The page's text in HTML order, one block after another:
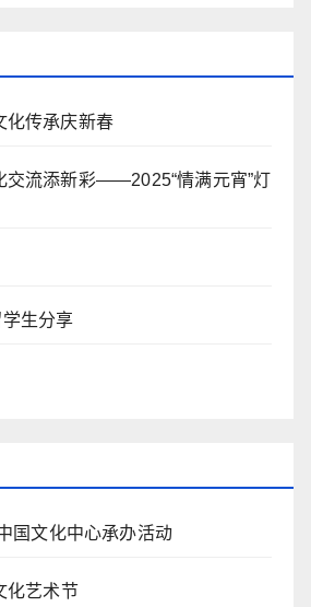
化传承庆新春
交流添新彩——2025“情满元宵”灯
生分享
国文化中心承办活动
化艺术节